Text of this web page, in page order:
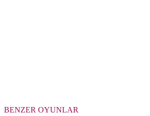
BENZER OYUNLAR